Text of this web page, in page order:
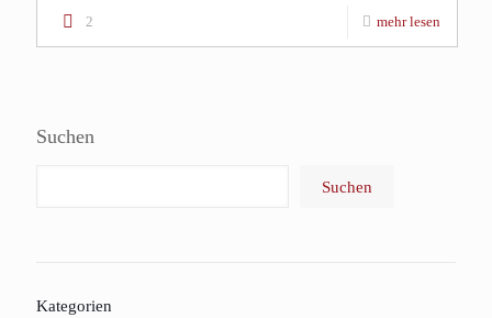
2 mehr lesen
Suchen
Suchen
Kategorien